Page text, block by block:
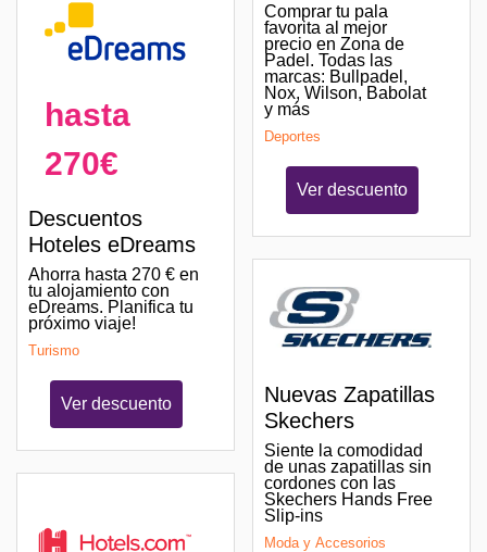
hasta
270€
Descuentos
Hoteles eDreams
Ahorra hasta 270 € en
tu alojamiento con
eDreams. Planifica tu
próximo viaje!
Turismo
Ver descuento
Comprar tu pala
favorita al mejor
precio en Zona de
Padel. Todas las
marcas: Bullpadel,
Nox, Wilson, Babolat
y más
Deportes
Ver descuento
Nuevas Zapatillas
Skechers
Siente la comodidad
de unas zapatillas sin
cordones con las
Skechers Hands Free
Slip-ins
Moda y Accesorios